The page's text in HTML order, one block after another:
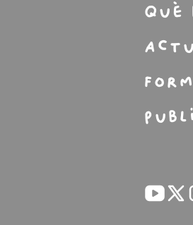
Què